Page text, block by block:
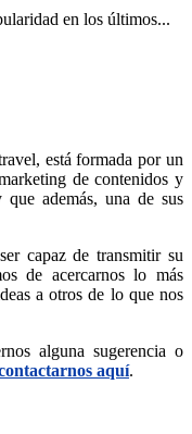
en los últimos...
está formada por un
de contenidos y
además, una de sus
capaz de transmitir su
de acercarnos lo más
a otros de lo que nos
alguna sugerencia o
aquí.